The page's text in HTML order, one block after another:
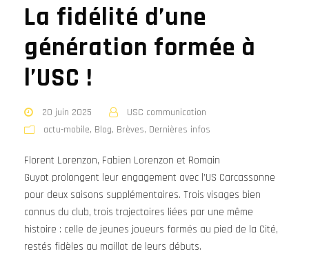
La fidélité d’une
génération formée à
l’USC !
20 juin 2025
USC communication
actu-mobile, Blog, Brèves, Dernières infos
Florent Lorenzon, Fabien Lorenzon et Romain
Guyot prolongent leur engagement avec l’US Carcassonne
pour deux saisons supplémentaires. Trois visages bien
connus du club, trois trajectoires liées par une même
histoire : celle de jeunes joueurs formés au pied de la Cité,
restés fidèles au maillot de leurs débuts.